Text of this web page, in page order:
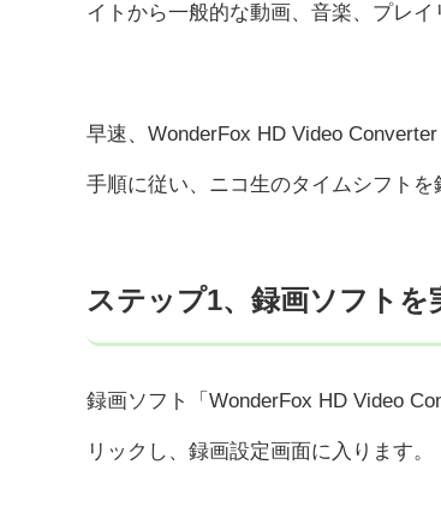
イトから一般的な動画、音楽、プレ
早速、WonderFox HD Video
手順に従い、ニコ生のタイムシフトを
ステップ1、録画ソフトを
録画ソフト「WonderFox HD Video
リックし、録画設定画面に入ります。